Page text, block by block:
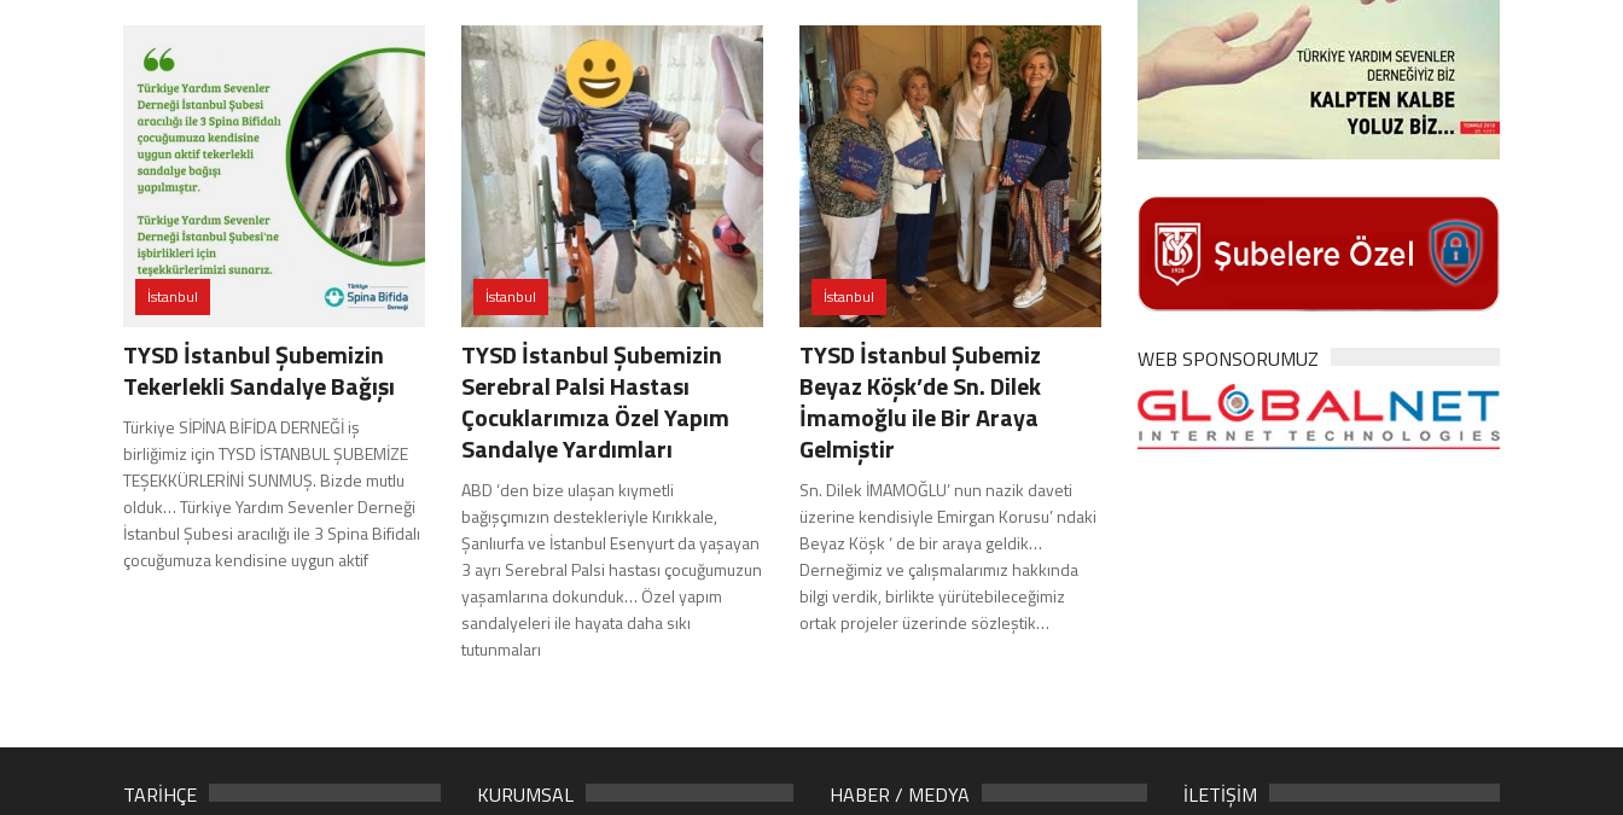
İstanbul
TYSD İstanbul Şubemizin
Tekerlekli Sandalye Bağışı
Türkiye SİPİNA BİFİDA DERNEĞİ iş
birliğimiz için TYSD İSTANBUL ŞUBEMİZE
TEŞEKKÜRLERİNİ SUNMUŞ. Bizde mutlu
olduk… Türkiye Yardım Sevenler Derneği
İstanbul Şubesi aracılığı ile 3 Spina Bifidalı
çocuğumuza kendisine uygun aktif
İstanbul
TYSD İstanbul Şubemizin
Serebral Palsi Hastası
Çocuklarımıza Özel Yapım
Sandalye Yardımları
ABD ‘den bize ulaşan kıymetli
bağışçımızın destekleriyle Kırıkkale,
Şanlıurfa ve İstanbul Esenyurt da yaşayan
3 ayrı Serebral Palsi hastası çocuğumuzun
yaşamlarına dokunduk… Özel yapım
sandalyeleri ile hayata daha sıkı
tutunmaları
İstanbul
TYSD İstanbul Şubemiz
Beyaz Köşk’de Sn. Dilek
İmamoğlu ile Bir Araya
Gelmiştir
Sn. Dilek İMAMOĞLU’ nun nazik daveti
üzerine kendisiyle Emirgan Korusu’ ndaki
Beyaz Köşk ‘ de bir araya geldik…
Derneğimiz ve çalışmalarımız hakkında
bilgi verdik, birlikte yürütebileceğimiz
ortak projeler üzerinde sözleştik…
WEB SPONSORUMUZ
TARİHÇE KURUMSAL HABER / MEDYA İLETİŞİM